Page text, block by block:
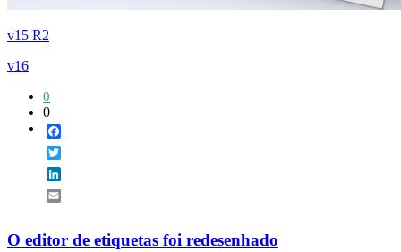
v15 R2
v16
0
0
O editor de etiquetas foi redesenhado